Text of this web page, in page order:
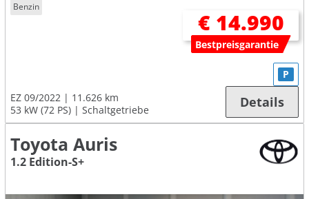
Benzin
€ 14.990
Bestpreisgarantie
EZ 09/2022
11.626 km
53 kW (72 PS)
Schaltgetriebe
P
Details
Toyota Auris
1.2 Edition-S+